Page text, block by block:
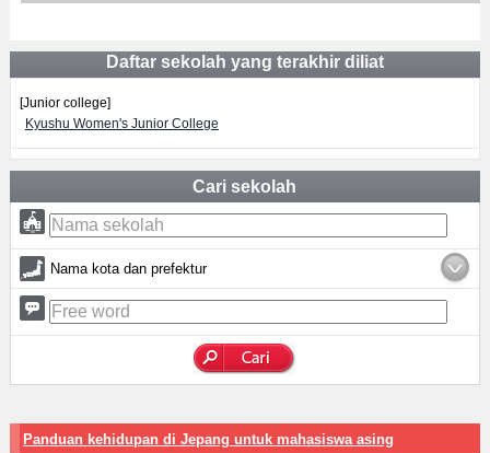
Daftar sekolah yang terakhir diliat
[Junior college]
Kyushu Women's Junior College
Cari sekolah
Nama kota dan prefektur
Panduan kehidupan di Jepang untuk mahasiswa asing